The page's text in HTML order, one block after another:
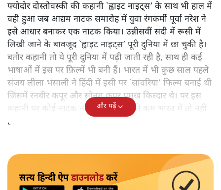
फ्योदोर दोस्तोवस्की की कहानी `ह्वाइट नाइट्स’ के साथ भी हाल में
वही हुआ जब आद्यम नाटक समारोह में युवा रंगकर्मी पूर्वा नरेश ने
इसे आधार बनाकर एक नाटक किया। उन्नीसवीं सदी में रूसी में
लिखी जाने के बावजूद `ह्वाइट नाइट्स’ पूरी दुनिया में छा चुकी है।
बतौर कहानी तो ये पूरी दुनिया में पढ़ी जाती रही है, साथ ही कई
भाषाओं में इस पर फ़िल्में भी बनी हैं। भारत में भी कुछ साल पहले
संजय लीला भंसाली ने हिंदी में इसी पर `सांवरिया’ फिल्म बनाई थी
जिसमें रनबीर कपूर और सोनम कपूर प्रमुख किरदार थे। पर इस
कहानी पर कोई नाटक नहीं हुआ है। कम से कम भारत में तो नहीं
हुआ है।
और पढ़ें
सत्य हिन्दी ऐपडाउनलोडकरें